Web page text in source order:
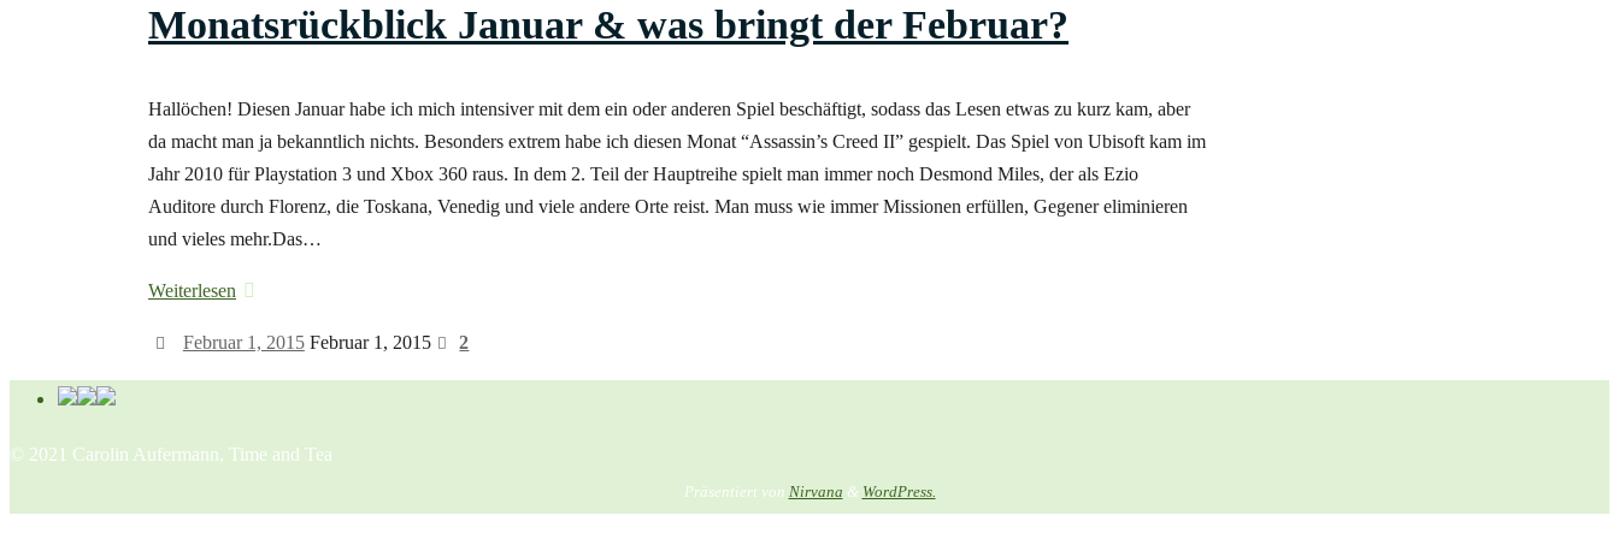
Monatsrückblick Januar & was bringt der Februar?
Hallöchen! Diesen Januar habe ich mich intensiver mit dem ein oder anderen Spiel beschäftigt, sodass das Lesen etwas zu kurz kam, aber
da macht man ja bekanntlich nichts. Besonders extrem habe ich diesen Monat “Assassin’s Creed II” gespielt. Das Spiel von Ubisoft kam im
Jahr 2010 für Playstation 3 und Xbox 360 raus. In dem 2. Teil der Hauptreihe spielt man immer noch Desmond Miles, der als Ezio
Auditore durch Florenz, die Toskana, Venedig und viele andere Orte reist. Man muss wie immer Missionen erfüllen, Gegener eliminieren
und vieles mehr.Das…
Weiterlesen
Februar 1, 2015 Februar 1, 2015 2
© 2021 Carolin Aufermann, Time and Tea
Präsentiert von Nirvana & WordPress.